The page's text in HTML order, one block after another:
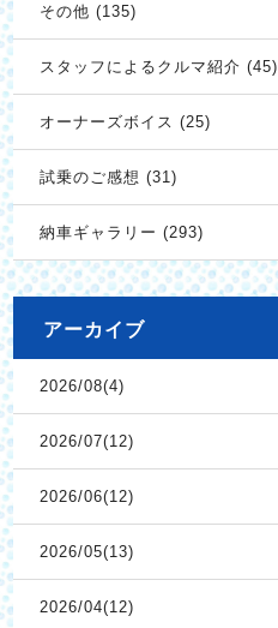
その他 (135)
スタッフによるクルマ紹介 (45)
オーナーズボイス (25)
試乗のご感想 (31)
納車ギャラリー (293)
アーカイブ
2026/08(4)
2026/07(12)
2026/06(12)
2026/05(13)
2026/04(12)